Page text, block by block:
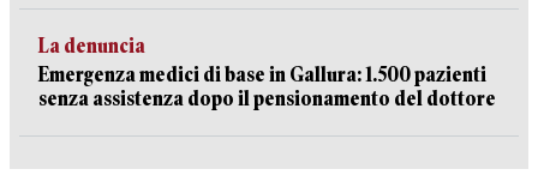
La denuncia
Emergenza medici di base in Gallura: 1.500 pazienti
senza assistenza dopo il pensionamento del dottore